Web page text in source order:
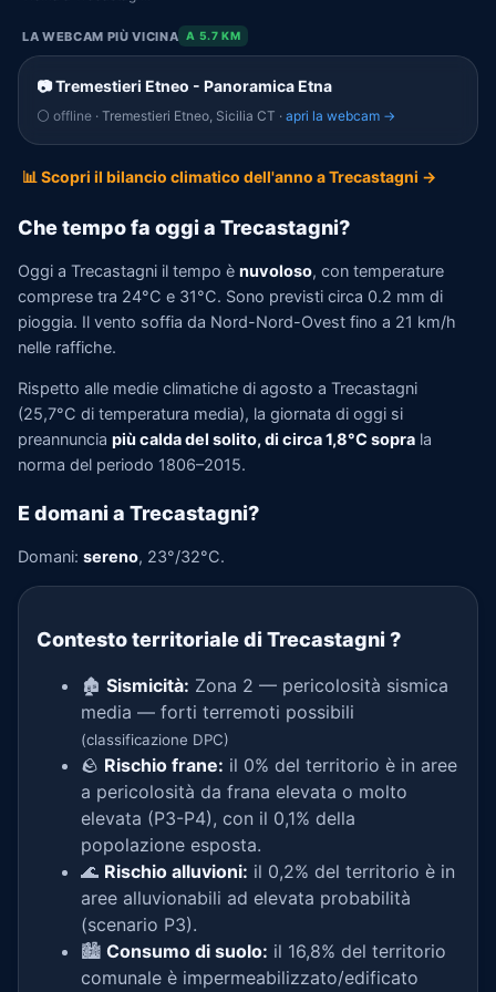
LA WEBCAM PIÙ VICINA A 5.7 KM
📷 Tremestieri Etneo - Panoramica Etna
⚪ offline · Tremestieri Etneo, Sicilia CT · apri la webcam →
📊 Scopri il bilancio climatico dell'anno a Trecastagni →
Che tempo fa oggi a Trecastagni?
Oggi a Trecastagni il tempo è nuvoloso, con temperature
comprese tra 24°C e 31°C. Sono previsti circa 0.2 mm di
pioggia. Il vento soffia da Nord-Nord-Ovest fino a 21 km/h
nelle raffiche.
Rispetto alle medie climatiche di agosto a Trecastagni
(25,7°C di temperatura media), la giornata di oggi si
preannuncia più calda del solito, di circa 1,8°C sopra la
norma del periodo 1806–2015.
E domani a Trecastagni?
Domani: sereno, 23°/32°C.
Contesto territoriale di Trecastagni ?
🏚️ Sismicità: Zona 2 — pericolosità sismica
media — forti terremoti possibili
(classificazione DPC)
🪨 Rischio frane: il 0% del territorio è in aree
a pericolosità da frana elevata o molto
elevata (P3-P4), con il 0,1% della
popolazione esposta.
🌊 Rischio alluvioni: il 0,2% del territorio è in
aree alluvionabili ad elevata probabilità
(scenario P3).
🏙️ Consumo di suolo: il 16,8% del territorio
comunale è impermeabilizzato/edificato